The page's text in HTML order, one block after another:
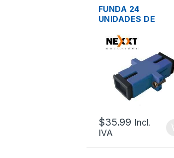
FUNDA 24
UNIDADES DE
FIBRA ÓPTICA SM
NEXXT CONECTOR
SC-UPC SIMPLEX
$35.99 Incl.
IVA